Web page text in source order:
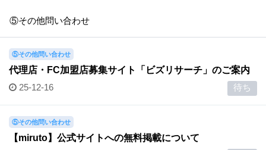
⑤その他問い合わせ
⑤その他問い合わせ
代理店・FC加盟店募集サイト「ビズリサーチ」のご案内
25-12-16 待ち
⑤その他問い合わせ
【miruto】公式サイトへの無料掲載について